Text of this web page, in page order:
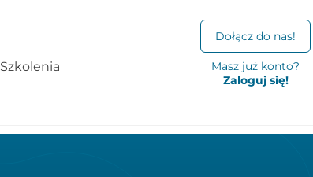
Szkolenia
Dołącz do nas!
Masz już konto?
Zaloguj się!